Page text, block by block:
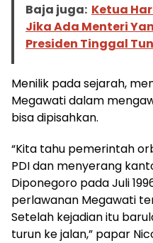
Baja juga: Ketua
Jika Ada Menteri
Presiden Tinggal
Menilik pada sejarah,
Megawati dalam
bisa dipisahkan.
“Kita tahu pemerintah
PDI dan menyerang
Diponegoro pada Juli
perlawanan Megawati
Setelah kejadian itu
turun ke jalan,” papar